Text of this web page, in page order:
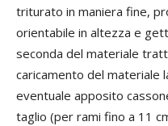
triturato in maniera fine,
orientabile in altezza e
seconda del materiale
caricamento del materiale
eventuale apposito
taglio (per rami fino a 11